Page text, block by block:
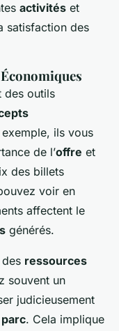
activités et
satisfaction des
des outils
ils vous
de l’offre et
des billets
voir en
affectent le
générés.
ressources
souvent un
judicieusement
parc. Cela implique